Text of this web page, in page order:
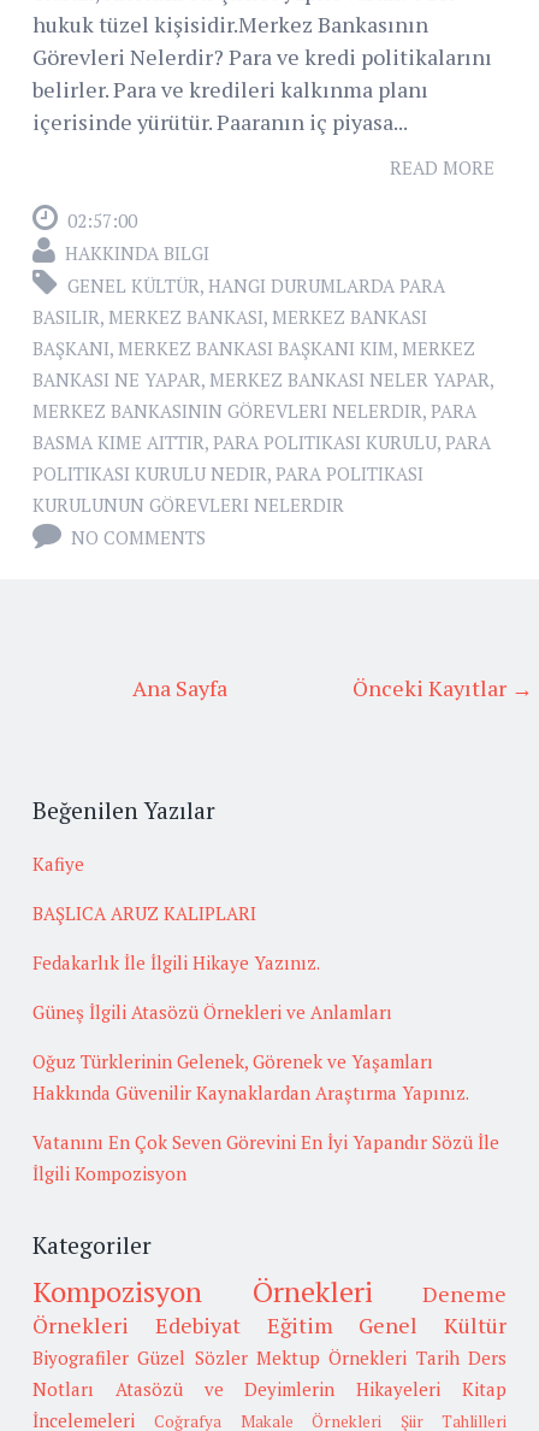
hukuk tüzel kişisidir.Merkez Bankasının
Görevleri Nelerdir? Para ve kredi politikalarını
belirler. Para ve kredileri kalkınma planı
içerisinde yürütür. Paaranın iç piyasa...
READ MORE
02:57:00
HAKKINDA BILGI
GENEL KÜLTÜR, HANGI DURUMLARDA PARA
BASILIR, MERKEZ BANKASI, MERKEZ BANKASI
BAŞKANI, MERKEZ BANKASI BAŞKANI KIM, MERKEZ
BANKASI NE YAPAR, MERKEZ BANKASI NELER YAPAR,
MERKEZ BANKASININ GÖREVLERI NELERDIR, PARA
BASMA KIME AITTIR, PARA POLITIKASI KURULU, PARA
POLITIKASI KURULU NEDIR, PARA POLITIKASI
KURULUNUN GÖREVLERI NELERDIR
NO COMMENTS
Önceki Kayıtlar →
Ana Sayfa
Beğenilen Yazılar
Kafiye
BAŞLICA ARUZ KALIPLARI
Fedakarlık İle İlgili Hikaye Yazınız.
Güneş İlgili Atasözü Örnekleri ve Anlamları
Oğuz Türklerinin Gelenek, Görenek ve Yaşamları
Hakkında Güvenilir Kaynaklardan Araştırma Yapınız.
Vatanını En Çok Seven Görevini En İyi Yapandır Sözü İle
İlgili Kompozisyon
Kategoriler
Kompozisyon Örnekleri
Deneme
Örnekleri
Edebiyat Eğitim Genel Kültür
Biyografiler Güzel Sözler Mektup Örnekleri Tarih Ders
Notları
Atasözü ve Deyimlerin Hikayeleri
Kitap
İncelemeleri
Coğrafya Makale Örnekleri Şiir Tahlilleri